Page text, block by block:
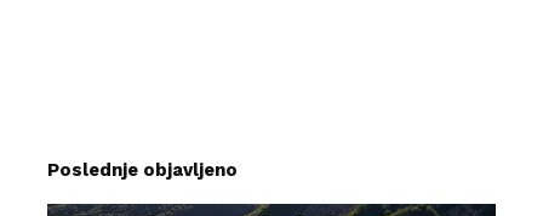
Poslednje objavljeno